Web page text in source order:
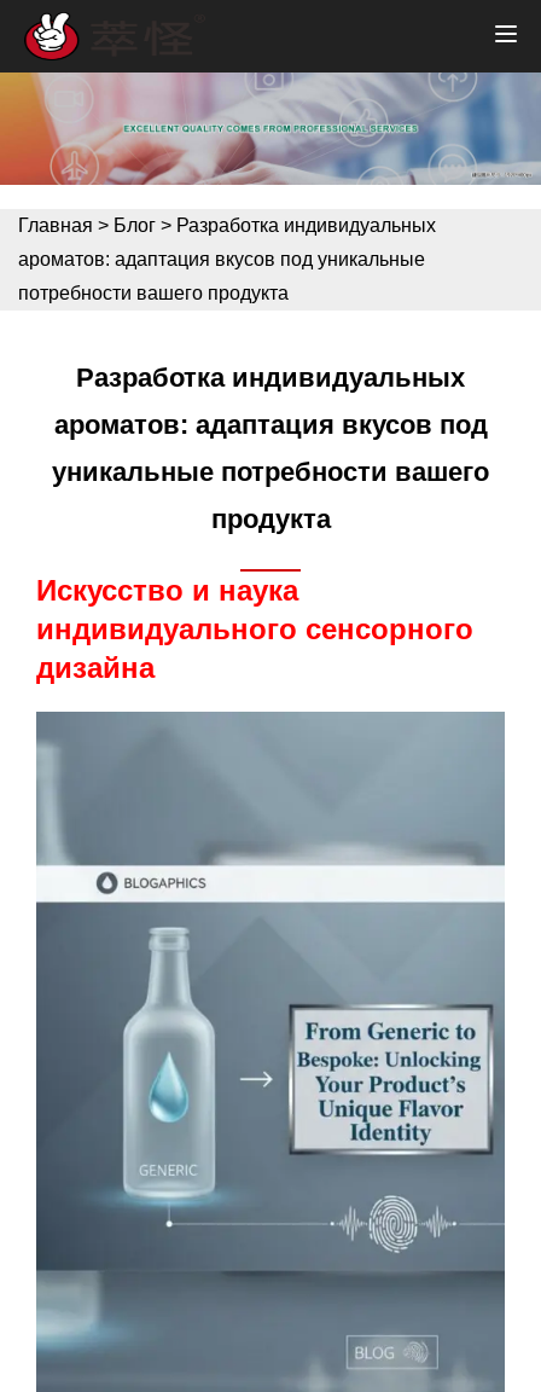
Главная > Блог > Разработка индивидуальных
ароматов: адаптация вкусов под уникальные
потребности вашего продукта
Разработка индивидуальных
ароматов: адаптация вкусов под
уникальные потребности вашего
продукта
Искусство и наука
индивидуального сенсорного
дизайна